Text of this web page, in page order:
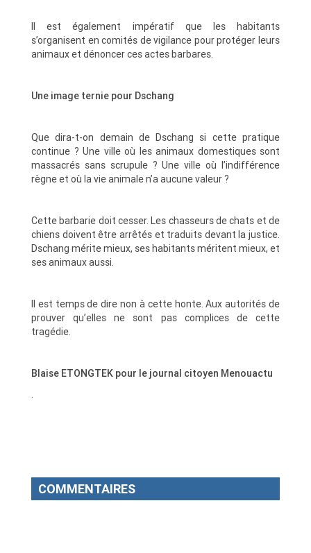
Il est également impératif que les habitants
s’organisent en comités de vigilance pour protéger leurs
animaux et dénoncer ces actes barbares.
Une image ternie pour Dschang
Que dira-t-on demain de Dschang si cette pratique
continue ? Une ville où les animaux domestiques sont
massacrés sans scrupule ? Une ville où l’indifférence
règne et où la vie animale n’a aucune valeur ?
Cette barbarie doit cesser. Les chasseurs de chats et de
chiens doivent être arrêtés et traduits devant la justice.
Dschang mérite mieux, ses habitants méritent mieux, et
ses animaux aussi.
Il est temps de dire non à cette honte. Aux autorités de
prouver qu’elles ne sont pas complices de cette
tragédie.
Blaise ETONGTEK pour le journal citoyen Menouactu
.
COMMENTAIRES